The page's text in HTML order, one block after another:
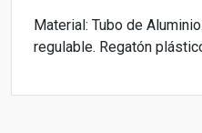
Material: Tubo de
regulable. Regatón